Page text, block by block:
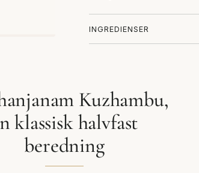
INGREDIENSER
Kuzhambu,
klassisk halvfast
beredning